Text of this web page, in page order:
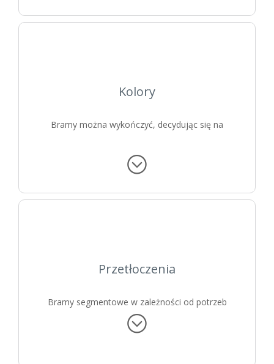
Kolory
Bramy można wykończyć, decydując się na
Przetłoczenia
Bramy segmentowe w zależności od potrzeb
można przetłoczyć:przetłoczenia wąskie,
przetłoczenia szerokie i panele bez przetłoczeń.